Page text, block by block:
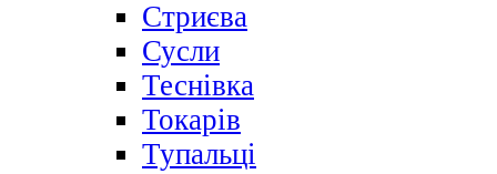
Стриєва
Сусли
Теснівка
Токарів
Тупальці